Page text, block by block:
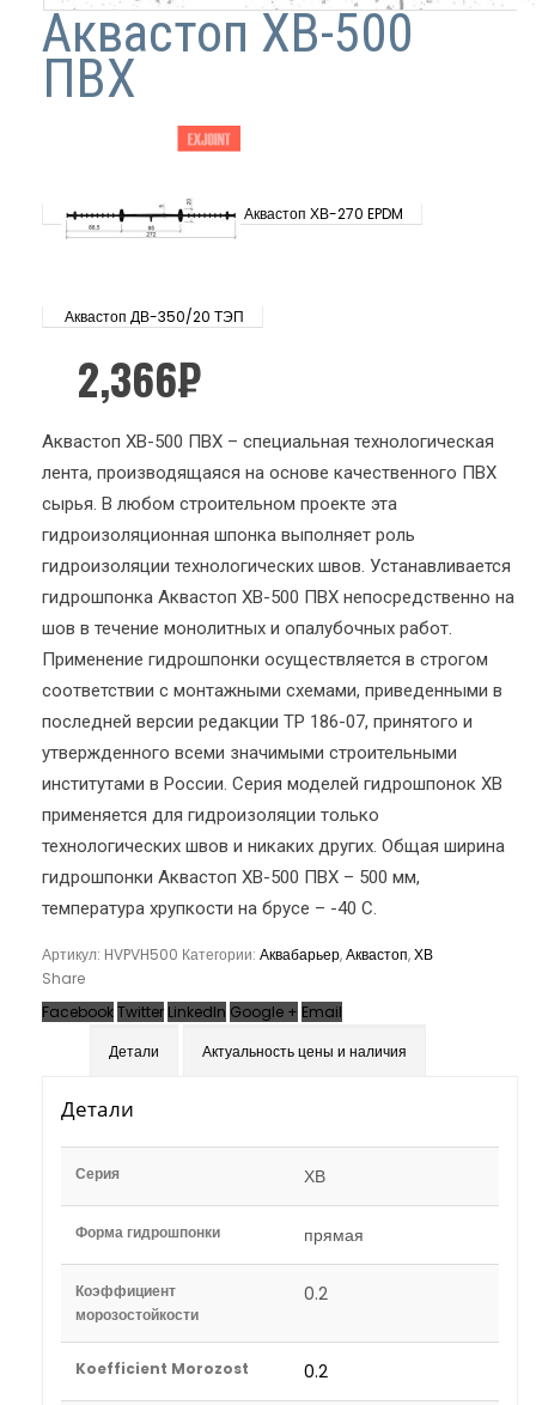
Аквастоп ХВ-500
ПВХ
Аквастоп ХВ-270 EPDM
Аквастоп ДВ-350/20 ТЭП
2,366₽
Аквастоп ХВ-500 ПВХ – специальная технологическая
лента, производящаяся на основе качественного ПВХ
сырья. В любом строительном проекте эта
гидроизоляционная шпонка выполняет роль
гидроизоляции технологических швов. Устанавливается
гидрошпонка Аквастоп ХВ-500 ПВХ непосредственно на
шов в течение монолитных и опалубочных работ.
Применение гидрошпонки осуществляется в строгом
соответствии с монтажными схемами, приведенными в
последней версии редакции ТР 186-07, принятого и
утвержденного всеми значимыми строительными
институтами в России. Серия моделей гидрошпонок ХВ
применяется для гидроизоляции только
технологических швов и никаких других. Общая ширина
гидрошпонки Аквастоп ХВ-500 ПВХ – 500 мм,
температура хрупкости на брусе – -40 С.
Артикул: HVPVH500 Категории: Аквабарьер,Аквастоп,ХВ
Share
FacebookTwitter LinkedIn Google + Email
Детали
Актуальность цены и наличия
Детали
Серия ХВ
Форма гидрошпонки прямая
Коэффициент
морозостойкости
0.2
Koefficient Morozost 0.2